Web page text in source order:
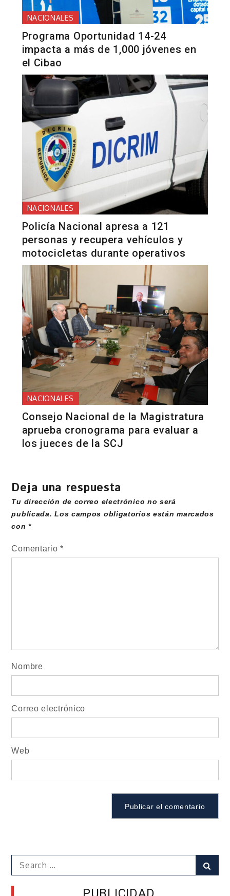
NACIONALES
Programa Oportunidad 14-24
impacta a más de 1,000 jóvenes en
el Cibao
NACIONALES
Policía Nacional apresa a 121
personas y recupera vehículos y
motocicletas durante operativos
NACIONALES
Consejo Nacional de la Magistratura
aprueba cronograma para evaluar a
los jueces de la SCJ
Deja una respuesta
Tu dirección de correo electrónico no será
publicada. Los campos obligatorios están marcados
con*
Comentario*
Nombre
Correo electrónico
Web
Search
for: